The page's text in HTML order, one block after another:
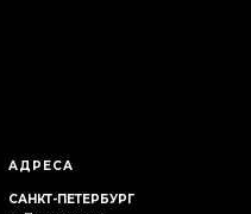
АДРЕСА
САНКТ-ПЕТЕРБУРГ